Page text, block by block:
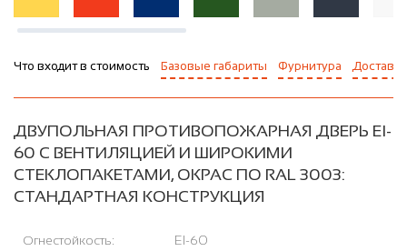
Что входит в стоимость Базовые габариты Фурнитура Доставка
ДВУПОЛЬНАЯ ПРОТИВОПОЖАРНАЯ ДВЕРЬ EI-
60 С ВЕНТИЛЯЦИЕЙ И ШИРОКИМИ
СТЕКЛОПАКЕТАМИ, ОКРАС ПО RAL 3003:
СТАНДАРТНАЯ КОНСТРУКЦИЯ
Огнестойкость: EI-60